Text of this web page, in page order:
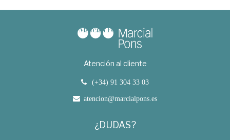
Atención al cliente
(+34) 91 304 33 03
atencion@marcialpons.es
¿DUDAS?